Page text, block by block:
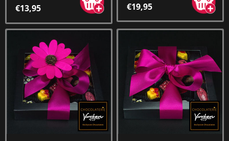
€13,95
€19,95